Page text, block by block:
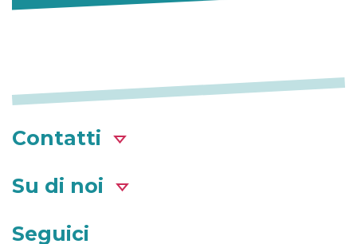
Contatti
Su di noi
Seguici